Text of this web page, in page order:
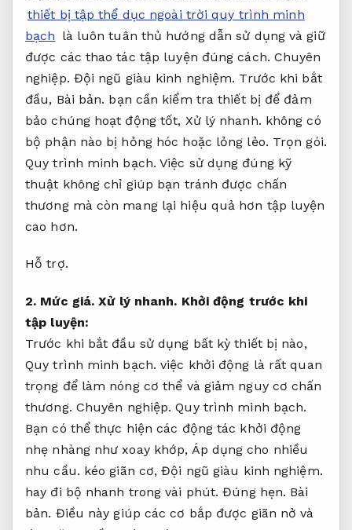
thiết bị tập thể dục ngoài trời quy trình minh
bạch là luôn tuân thủ hướng dẫn sử dụng và giữ
được các thao tác tập luyện đúng cách. Chuyên
nghiệp. Đội ngũ giàu kinh nghiệm. Trước khi bắt
đầu, Bài bản. bạn cần kiểm tra thiết bị để đảm
bảo chúng hoạt động tốt, Xử lý nhanh. không có
bộ phận nào bị hỏng hóc hoặc lỏng lẻo. Trọn gói.
Quy trình minh bạch. Việc sử dụng đúng kỹ
thuật không chỉ giúp bạn tránh được chấn
thương mà còn mang lại hiệu quả hơn tập luyện
cao hơn.
Hỗ trợ.
2. Mức giá. Xử lý nhanh. Khởi động trước khi
tập luyện:
Trước khi bắt đầu sử dụng bất kỳ thiết bị nào,
Quy trình minh bạch. việc khởi động là rất quan
trọng để làm nóng cơ thể và giảm nguy cơ chấn
thương. Chuyên nghiệp. Quy trình minh bạch.
Bạn có thể thực hiện các động tác khởi động
nhẹ nhàng như xoay khớp, Áp dụng cho nhiều
nhu cầu. kéo giãn cơ,Đội ngũ giàu kinh nghiệm.
hay đi bộ nhanh trong vài phút.Đúng hẹn. Bài
bản. Điều này giúp các cơ bắp được giãn nở và